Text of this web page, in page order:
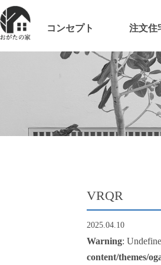
コンセプト 注文住
VRQR
2025.04.10
Warning:
content/themes/